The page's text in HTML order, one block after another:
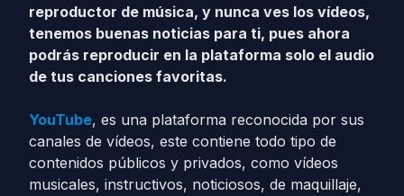
reproductor de música, y nunca ves los vídeos,
tenemos buenas noticias para ti, pues ahora
podrás reproducir en la plataforma solo el audio
de tus canciones favoritas.
YouTube, es una plataforma reconocida por sus
canales de vídeos, este contiene todo tipo de
contenidos públicos y privados, como vídeos
musicales, instructivos, noticiosos, de maquillaje,